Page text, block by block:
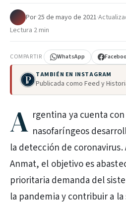
Por·25 de mayo de 2021·
Lectura 2 min
COMPARTIR WhatsApp
TAMBIÉN EN INSTAGRAM
Publicada como Feed y
A rgentina ya cuenta
nasofaríngeos
la detección de
Anmat, el objetivo es
prioritaria demanda del
la pandemia y contribuir a